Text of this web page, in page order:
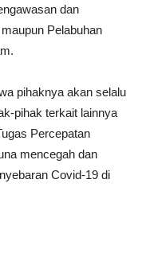
dan
Pelabuhan
pihaknya akan selalu
pihak terkait lainnya
Percepatan
mencegah dan
Covid-19 di